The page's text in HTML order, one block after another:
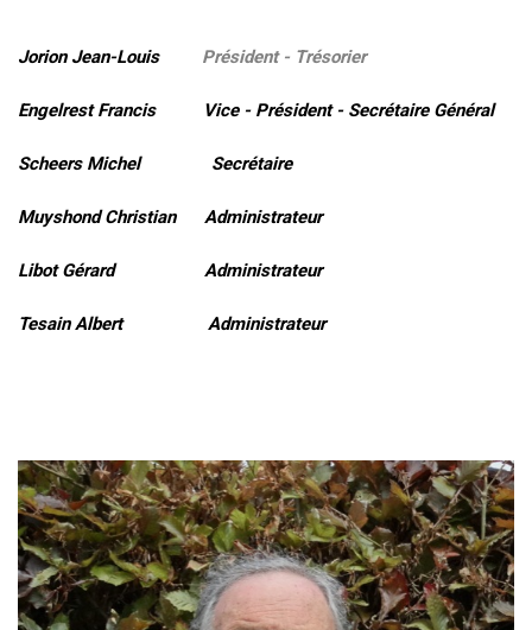
Jorion Jean-Louis Président - Trésorier
Engelrest Francis Vice - Président - Secrétaire Général
Scheers Michel Secrétaire
Muyshond Christian Administrateur
Libot Gérard Administrateur
Tesain Albert Administrateur